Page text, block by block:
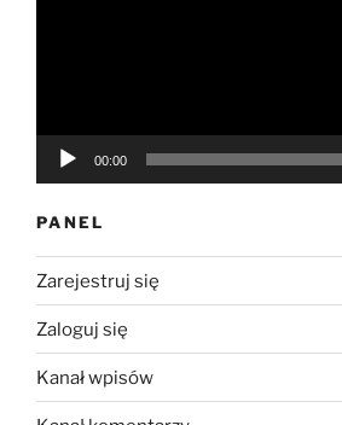
00:00
PANEL
Zarejestruj się
Zaloguj się
Kanał wpisów